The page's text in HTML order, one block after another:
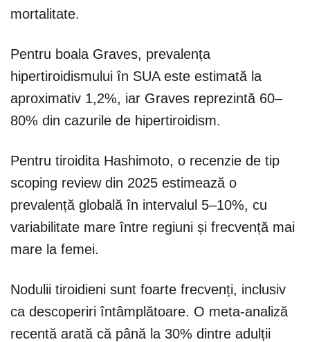
mortalitate.
Pentru boala Graves, prevalența
hipertiroidismului în SUA este estimată la
aproximativ 1,2%, iar Graves reprezintă 60–
80% din cazurile de hipertiroidism.
Pentru tiroidita Hashimoto, o recenzie de tip
scoping review din 2025 estimează o
prevalență globală în intervalul 5–10%, cu
variabilitate mare între regiuni și frecvență mai
mare la femei.
Nodulii tiroidieni sunt foarte frecvenți, inclusiv
ca descoperiri întâmplătoare. O meta-analiză
recentă arată că până la 30% dintre adulții